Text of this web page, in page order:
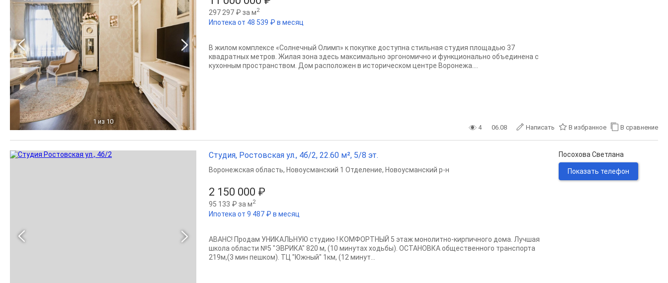
1 из 10
297 297 ₽ за м2
Ипотека от 48 539 ₽ в месяц
В жилом комплексе «Солнечный Олимп» к покупке доступна стильная студия площадью 37
квадратных метров. Жилая зона здесь максимально эргономично и функционально объединена с
кухонным пространством. Дом расположен в историческом центре Воронежа....
4 06.08 Написать В избранное В сравнение
Студия, Ростовская ул., 4б/2, 22.60 м², 5/8 эт.
2 150 000 ₽
95 133 ₽ за м2
Ипотека от 9 487 ₽ в месяц
Воронежская область, Новоусманский 1 Отделение, Новоусманский р-н
АВАНС! Продам УНИКАЛЬНУЮ студию ! КОМФОРТНЫЙ 5 этаж монолитно-кирпичного дома. Лучшая
школа области №5 "ЭВРИКА" 820 м, (10 минутах ходьбы). ОСТАНОВКА общественного транспорта
219м,(3 мин пешком). ТЦ "Южный" 1км, (12 минут...
Посохова Светлана
Показать телефон